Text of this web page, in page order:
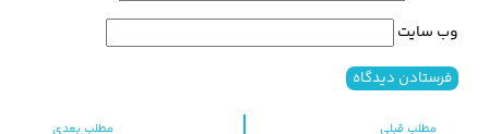
مطلب قبلی مطلب بعدی
وب‌ سایت